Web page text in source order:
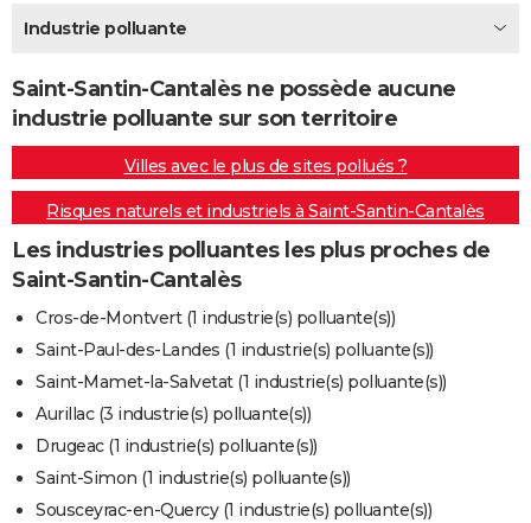
Destinations
City break
Voyage nature
Voyage de noces
Forum
Climat
+PHOTO
GUIDES D'ACHAT
BONS PLANS
CARTE DE VOEUX
Carte de Noël
Carte Bonne année
Carte Saint-Valentin
Carte Pâques
Carte d'anniversaire
DICTIONNAIRE
Dictionnaire
Biographies
Citations
Expressions
Proverbes
PROGRAMME TV
COPAINS D'AVANT
S'inscrire
Se connecter
Lycées
Collèges
Primaires
Universités
Entreprises
Service militaire
Avis de recherche
FORUM
Bricolage
Lifestyle
Culture
Sport
Auto
Television
Voyage
Cinema
Industrie polluante
Saint-Santin-Cantalès ne possède aucune
industrie polluante sur son territoire
Villes avec le plus de sites pollués ?
Risques naturels et industriels à Saint-Santin-Cantalès
Les industries polluantes les plus proches de
Saint-Santin-Cantalès
Cros-de-Montvert (1 industrie(s) polluante(s))
Saint-Paul-des-Landes (1 industrie(s) polluante(s))
Saint-Mamet-la-Salvetat (1 industrie(s) polluante(s))
Aurillac (3 industrie(s) polluante(s))
Drugeac (1 industrie(s) polluante(s))
Saint-Simon (1 industrie(s) polluante(s))
Sousceyrac-en-Quercy (1 industrie(s) polluante(s))